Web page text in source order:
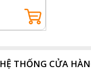
HỆ THỐNG CỬA